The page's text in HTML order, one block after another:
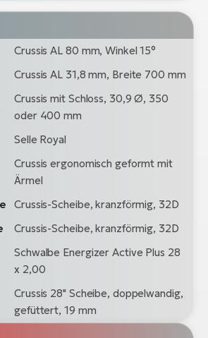
Crussis AL 80 mm, Winkel 15°
Crussis AL 31,8 mm, Breite 700 mm
Crussis mit Schloss, 30,9 Ø, 350
oder 400 mm
Selle Royal
Crussis ergonomisch geformt mit
Ärmel
Crussis-Scheibe, kranzförmig, 32D
Crussis-Scheibe, kranzförmig, 32D
Schwalbe Energizer Active Plus 28
x 2,00
Crussis 28" Scheibe, doppelwandig,
gefüttert, 19 mm